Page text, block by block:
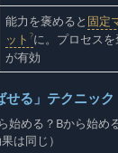
能力を褒めると 固定
ット に。プロセス
が有効
せる」テクニック
始める？Bから始め
は同じ）